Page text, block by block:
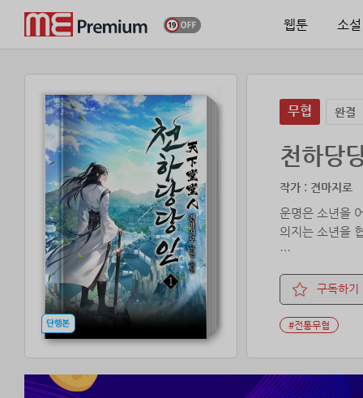
웹툰 소설
무협 완결
천하당
작가 : 견마지로
운명은 소년을
의지는 소년을
어린 시동 황
남은 것은 복수
소년의 칼 끝은
구독하기
#전통무협